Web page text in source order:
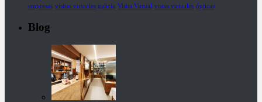
empresas visitas virtuales galicia Visita Virtual vistas virtuales ópticas
Blog